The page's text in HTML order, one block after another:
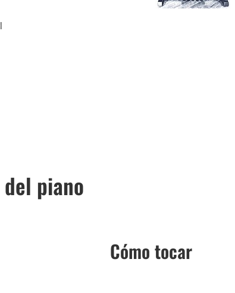
piano
Cómo tocar